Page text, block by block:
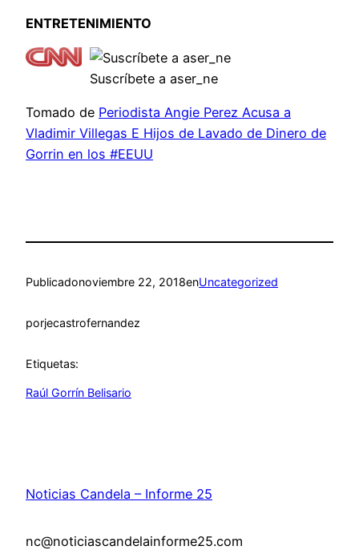
ENTRETENIMIENTO
Suscríbete a aser_ne
Tomado de Periodista Angie Perez Acusa a
Vladimir Villegas E Hijos de Lavado de Dinero de
Gorrin en los #EEUU
Publicadonoviembre 22, 2018enUncategorized
porjecastrofernandez
Etiquetas:
Raúl Gorrín Belisario
Noticias Candela – Informe 25
nc@noticiascandelainforme25.com